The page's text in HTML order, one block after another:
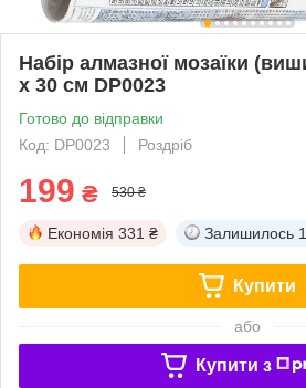
Набір алмазної мозаїки
x 30 см DP0023
Готово до відправки
Код: DP0023
Роздріб
199 ₴ 530 ₴
Економія 331 ₴ Залишилось
Купити
або
Купити з